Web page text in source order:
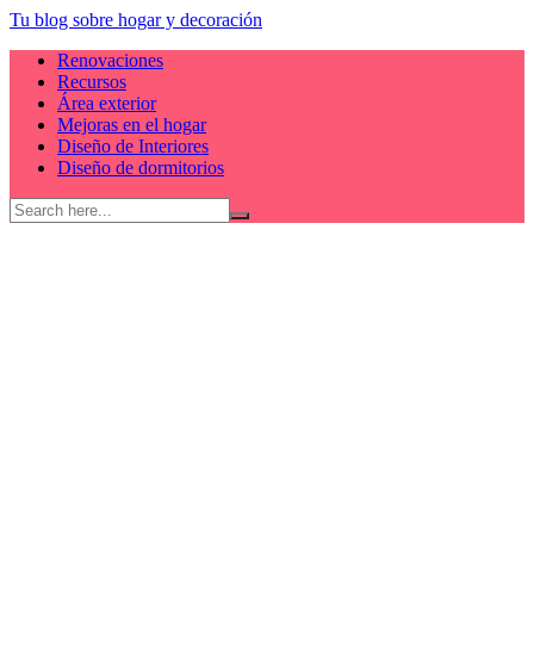
Skip
content
Tu blog sobre hogar y decoración
Renovaciones
Recursos
Área exterior
Mejoras en el hogar
Diseño de Interiores
Diseño de dormitorios